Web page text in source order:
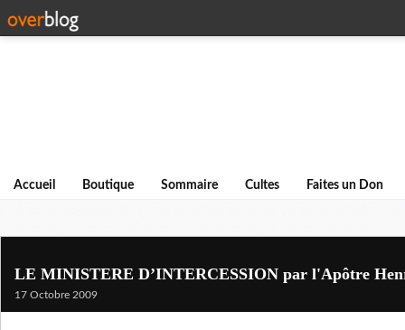
Accueil Boutique Sommaire Cultes Faites un Don
LE MINISTERE D’INTERCESSION par l'Apôtre
17 Octobre 2009